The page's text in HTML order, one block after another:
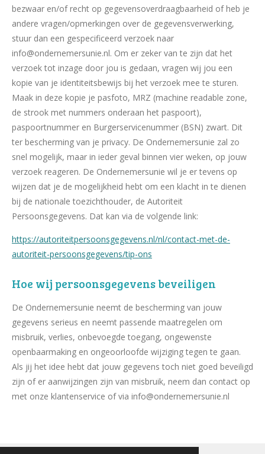
bezwaar en/of recht op gegevensoverdraagbaarheid of heb je
andere vragen/opmerkingen over de gegevensverwerking,
stuur dan een gespecificeerd verzoek naar
info@ondernemersunie.nl. Om er zeker van te zijn dat het
verzoek tot inzage door jou is gedaan, vragen wij jou een
kopie van je identiteitsbewijs bij het verzoek mee te sturen.
Maak in deze kopie je pasfoto, MRZ (machine readable zone,
de strook met nummers onderaan het paspoort),
paspoortnummer en Burgerservicenummer (BSN) zwart. Dit
ter bescherming van je privacy. De Ondernemersunie zal zo
snel mogelijk, maar in ieder geval binnen vier weken, op jouw
verzoek reageren. De Ondernemersunie wil je er tevens op
wijzen dat je de mogelijkheid hebt om een klacht in te dienen
bij de nationale toezichthouder, de Autoriteit
Persoonsgegevens. Dat kan via de volgende link:
https://autoriteitpersoonsgegevens.nl/nl/contact-met-de-
autoriteit-persoonsgegevens/tip-ons
Hoe wij persoonsgegevens beveiligen
De Ondernemersunie neemt de bescherming van jouw
gegevens serieus en neemt passende maatregelen om
misbruik, verlies, onbevoegde toegang, ongewenste
openbaarmaking en ongeoorloofde wijziging tegen te gaan.
Als jij het idee hebt dat jouw gegevens toch niet goed beveiligd
zijn of er aanwijzingen zijn van misbruik, neem dan contact op
met onze klantenservice of via info@ondernemersunie.nl